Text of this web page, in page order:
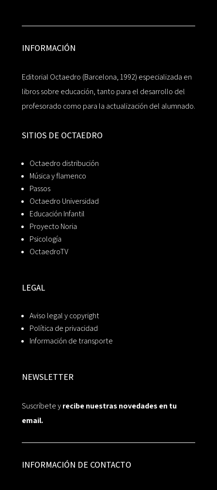
INFORMACIÓN
Editorial Octaedro (Barcelona, 1992) especializada en
libros sobre educación, tanto para el desarrollo del
profesorado como para la actualización del alumnado.
SITIOS DE OCTAEDRO
Octaedro distribución
Música y flamenco
Passos
Octaedro Universidad
Educación Infantil
Proyecto Noria
Psicología
OctaedroTV
LEGAL
Aviso legal y copyright
Política de privacidad
Información de transporte
NEWSLETTER
Suscríbete yrecibe nuestras novedades en tu
email.
INFORMACIÓN DE CONTACTO